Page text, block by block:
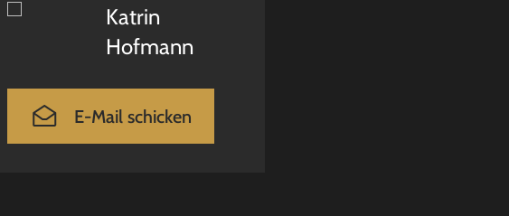
Katrin
Hofmann
E-Mail schicken